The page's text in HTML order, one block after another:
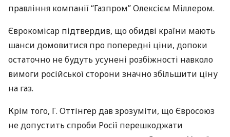
правління компанії “Газпром” Олексієм Міллером.
Єврокомісар підтвердив, що обидві країни мають
шанси домовитися про попередні ціни, допоки
остаточно не будуть усунені розбіжності навколо
вимоги російської сторони значно збільшити ціну
на газ.
Крім того, Г. Оттінгер дав зрозуміти, що Євросоюз
не допустить спроби Росії перешкоджати